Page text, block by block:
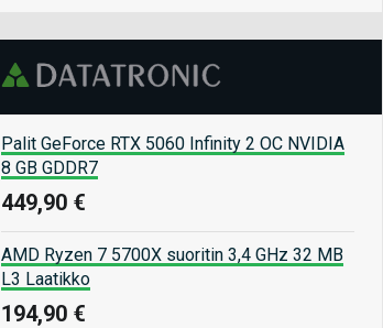
Palit GeForce RTX 5060 Infinity 2 OC NVIDIA
8 GB GDDR7
449,90 €
AMD Ryzen 7 5700X suoritin 3,4 GHz 32 MB
L3 Laatikko
194,90 €